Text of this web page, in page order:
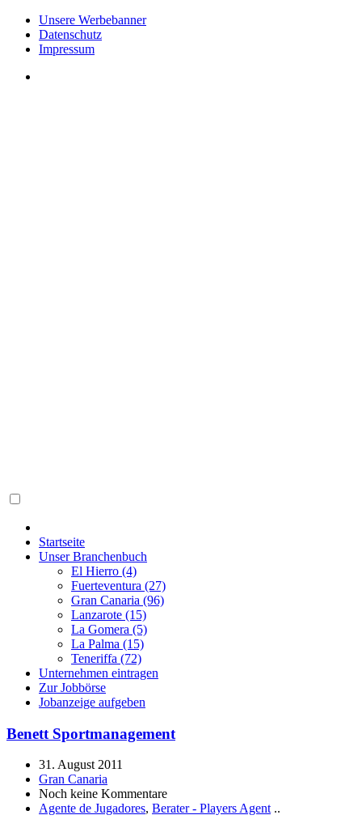
Unsere Werbebanner
Datenschutz
Impressum
Startseite
Unser Branchenbuch
El Hierro (4)
Fuerteventura (27)
Gran Canaria (96)
Lanzarote (15)
La Gomera (5)
La Palma (15)
Teneriffa (72)
Unternehmen eintragen
Zur Jobbörse
Jobanzeige aufgeben
Benett Sportmanagement
31. August 2011
Gran Canaria
Noch keine Kommentare
Agente de Jugadores, Berater - Players Agent..